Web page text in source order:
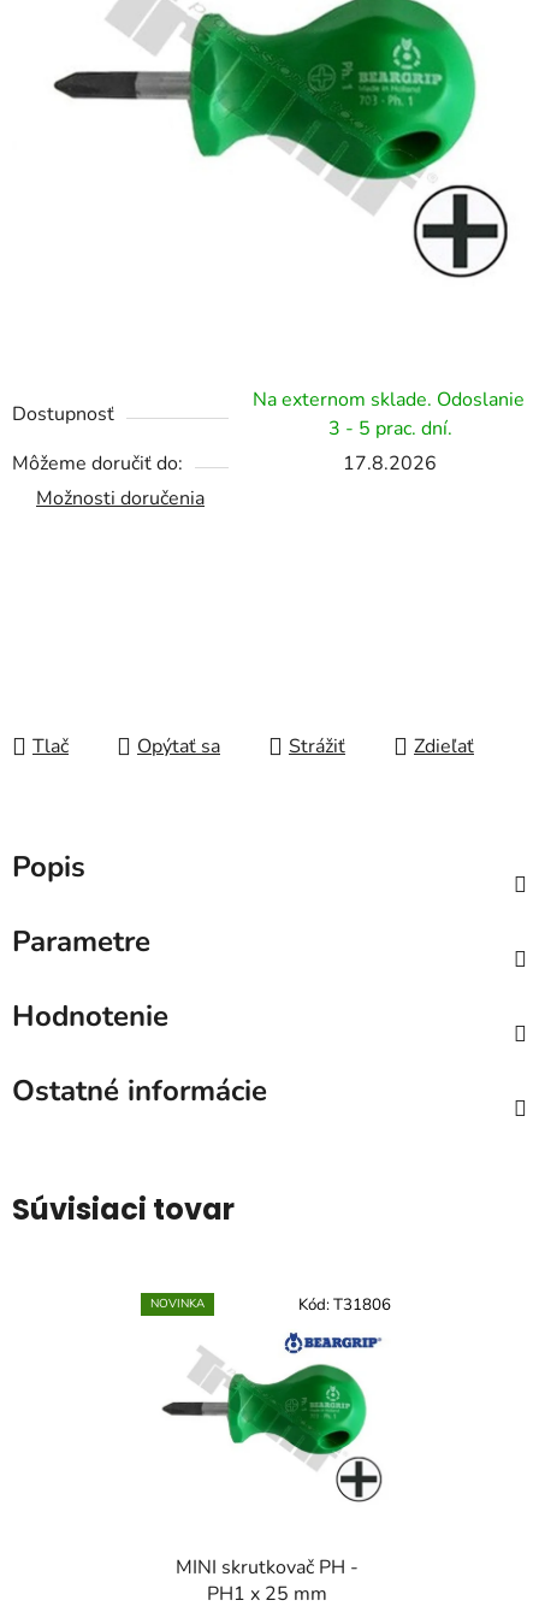
Dostupnosť
Na externom sklade. Odoslanie
3 - 5 prac. dní.
Môžeme doručiť do:
17.8.2026
Možnosti doručenia
Tlač Opýtať sa Strážiť Zdieľať
Popis
Parametre
Hodnotenie
Ostatné informácie
Súvisiaci tovar
NOVINKA
MINI skrutkovač PH -
PH1 x 25 mm
Kód:T31806